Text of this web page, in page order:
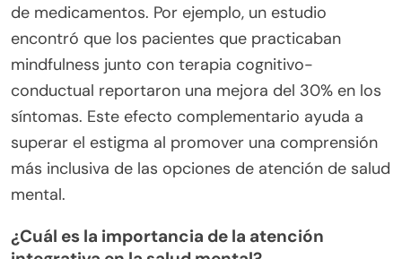
ofreciendo diversas soluciones para un
tratamiento efectivo.
¿Cómo pueden las terapias alternativas
complementar los tratamientos
tradicionales?
Las terapias alternativas pueden mejorar los
tratamientos tradicionales al abordar los
Estas terapias, como el mindfulness, la acupuntura